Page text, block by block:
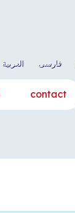
العربية فارسی
contact